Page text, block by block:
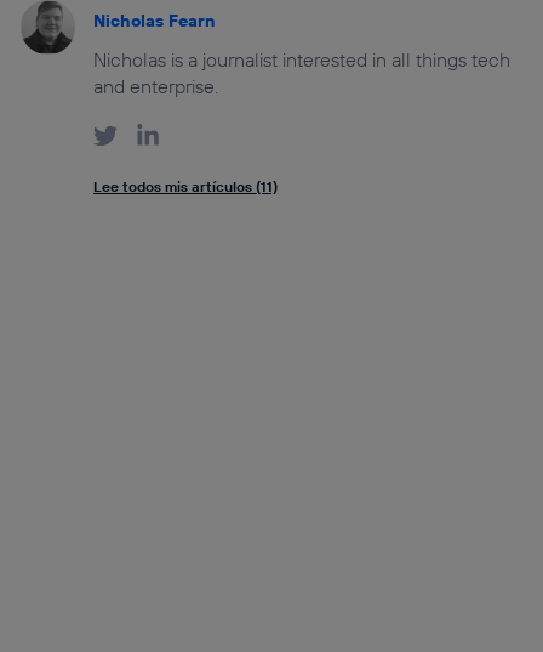
Nicholas Fearn
Nicholas is a journalist interested in all things tech
and enterprise.
Lee todos mis artículos (11)